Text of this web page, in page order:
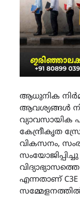
ആധുനിക
ആവശ്യങ്ങൾ
വ്യാവസായിക
കേന്ദ്രീകൃത
വികസനം,
എന്നതാണ് C3E